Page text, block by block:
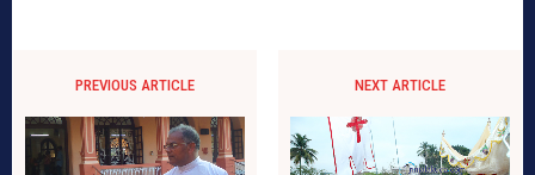
PREVIOUS ARTICLE NEXT ARTICLE